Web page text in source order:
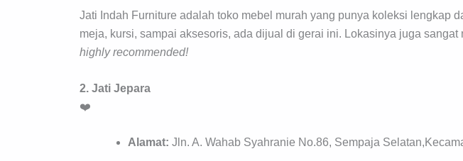
Jati Indah Furniture adalah toko mebel murah yang punya koleksi lengkap
meja, kursi, sampai aksesoris, ada dijual di gerai ini. Lokasinya juga sangat
highlyrecommended!
2. Jati Jepara
❤️
Alamat: Jln. A. Wahab Syahranie No.86, Sempaja